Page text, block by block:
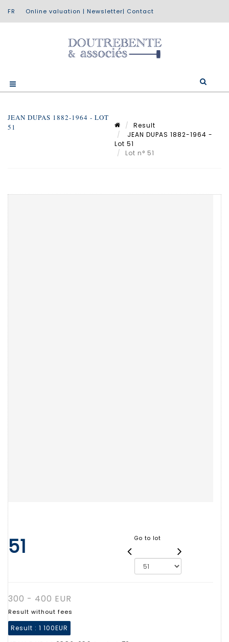
Online valuation | Newsletter| Contact
JEAN DUPAS 1882-1964 - LOT
51
Result
JEAN DUPAS 1882-1964 -
Lot 51
Lot n° 51
51 Go to lot
300 - 400 EUR
Result without fees
Result : 1 100EUR